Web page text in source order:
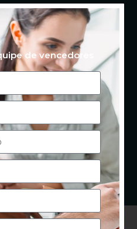
de vencedores